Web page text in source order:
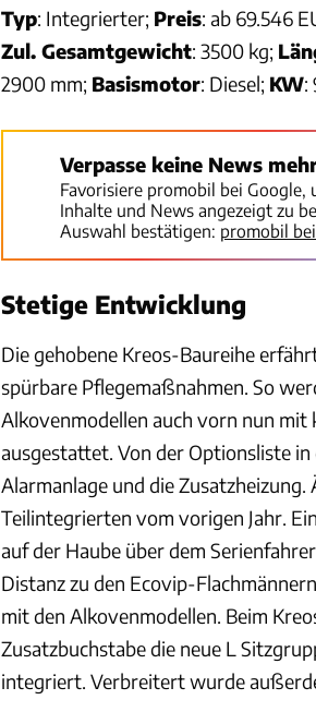
Typ: Integrierter; Preis: ab 69.546
Zul. Gesamtgewicht: 3500 kg;
2900 mm; Basismotor: Diesel; KW:
Verpasse keine News
Favorisiere promobil bei
Inhalte und News angezeigt zu
Auswahl bestätigen: promobil
Stetige Entwicklung
Die gehobene Kreos-Baureihe
spürbare Pflegemaßnahmen. So
Alkovenmodellen auch vorn nun
ausgestattet. Von der Optionsliste
Alarmanlage und die
Teilintegrierten vom vorigen Jahr.
auf der Haube über dem
Distanz zu den Ecovip-
mit den Alkovenmodellen. Beim
Zusatzbuchstabe die neue L
integriert. Verbreitert wurde